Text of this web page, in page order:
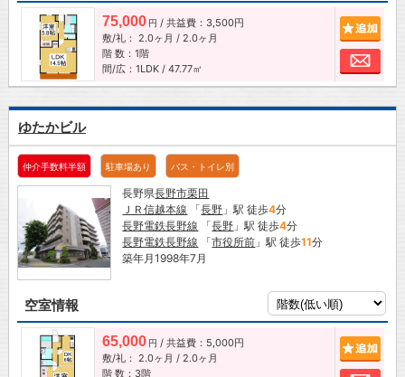
75,000 円 / 共益費：3,500円
敷/礼： 2.0ヶ月 / 2.0ヶ月
階 数：1階
間/広：1LDK / 47.77㎡
お
ゆたかビル
仲介手数料半額 駐車場あり バス・トイレ別
長野県長野市栗田
ＪＲ信越本線 「長野 」駅 徒歩4分
長野電鉄長野線 「長野 」駅 徒歩4分
長野電鉄長野線 「市役所前 」駅 徒歩11分
築年月1998年7月
空室情報
65,000 円 / 共益費：5,000円
敷/礼： 2.0ヶ月 / 2.0ヶ月
階 数：3階